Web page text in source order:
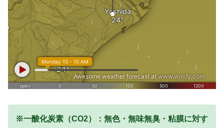
※一酸化炭素（CO2）：無色・無味無臭・粘膜に対す